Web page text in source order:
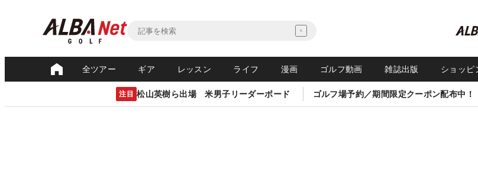
全ツアー ギア レッスン ライフ 漫画 ゴルフ動画 雑誌出版 ショッピ
注目 松山英樹ら出場 米男子リーダーボード ゴルフ場予約／期間限定クーポン配布中！